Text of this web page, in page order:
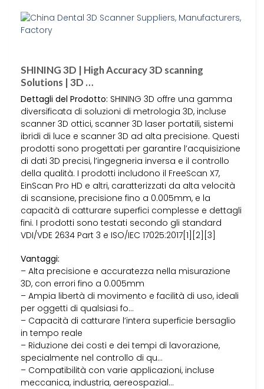
SHINING 3D | High Accuracy 3D scanning
Solutions | 3D …
Dettagli del Prodotto: SHINING 3D offre una gamma
diversificata di soluzioni di metrologia 3D, incluse
scanner 3D ottici, scanner 3D laser portatili, sistemi
ibridi di luce e scanner 3D ad alta precisione. Questi
prodotti sono progettati per garantire l’acquisizione
di dati 3D precisi, l’ingegneria inversa e il controllo
della qualità. I prodotti includono il FreeScan X7,
EinScan Pro HD e altri, caratterizzati da alta velocità
di scansione, precisione fino a 0.005mm, e la
capacità di catturare superfici complesse e dettagli
fini. I prodotti sono testati secondo gli standard
VDI/VDE 2634 Part 3 e ISO/IEC 17025:2017[1][2][3]
Vantaggi:
– Alta precisione e accuratezza nella misurazione
3D, con errori fino a 0.005mm
– Ampia libertà di movimento e facilità di uso, ideali
per oggetti di qualsiasi fo…
– Capacità di catturare l’intera superficie bersaglio
in tempo reale
– Riduzione dei costi e dei tempi di lavorazione,
specialmente nel controllo di qu…
– Compatibilità con varie applicazioni, incluse
meccanica, industria, aereospazial…